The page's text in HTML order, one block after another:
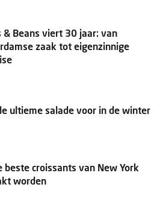
& Beans viert 30 jaar: van
zaak tot eigenzinnige
ultieme salade voor in de winter
beste croissants van New York
worden